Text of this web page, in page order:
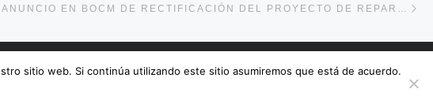
DE ENTRADAS
sitio web. Si continúa utilizando este sitio asumiremos que está de acuerdo.